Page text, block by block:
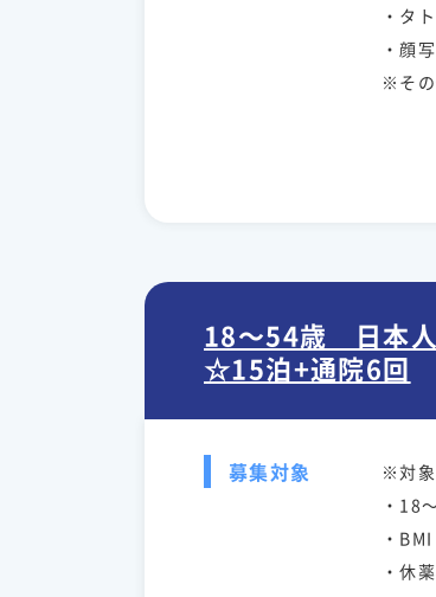
・タ
・顔
※その
18～54歳 日本人
☆15泊+通院6回
募集対象
※対
・18
・
・休